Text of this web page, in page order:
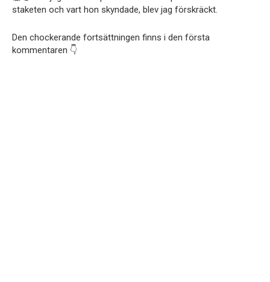
staketen och vart hon skyndade, blev jag förskräckt.
Den chockerande fortsättningen finns i den första
kommentaren 👇